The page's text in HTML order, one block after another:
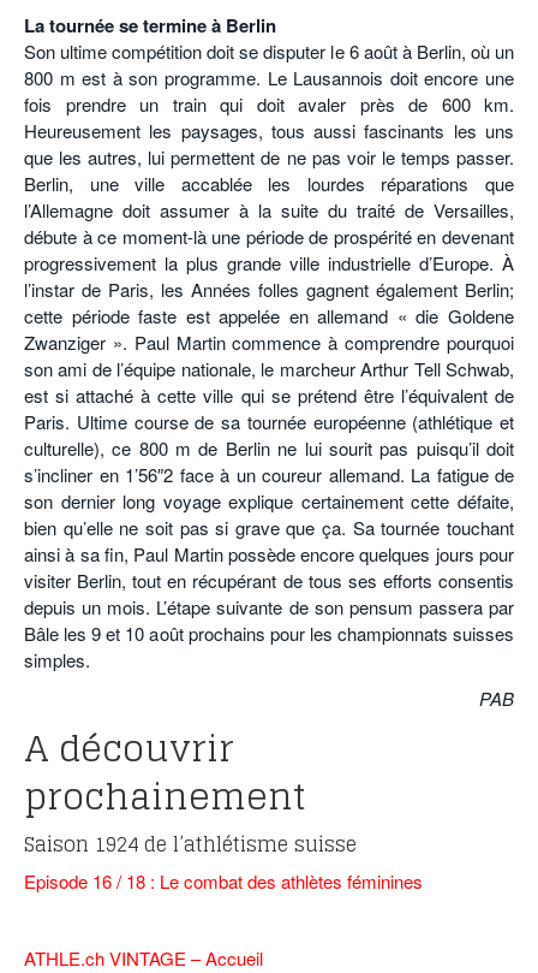
La tournée se termine à Berlin
Son ultime compétition doit se disputer le 6 août à Berlin, où un
800 m est à son programme. Le Lausannois doit encore une
fois prendre un train qui doit avaler près de 600 km.
Heureusement les paysages, tous aussi fascinants les uns
que les autres, lui permettent de ne pas voir le temps passer.
Berlin, une ville accablée les lourdes réparations que
l’Allemagne doit assumer à la suite du traité de Versailles,
débute à ce moment-là une période de prospérité en devenant
progressivement la plus grande ville industrielle d’Europe. À
l’instar de Paris, les Années folles gagnent également Berlin;
cette période faste est appelée en allemand « die Goldene
Zwanziger ». Paul Martin commence à comprendre pourquoi
son ami de l’équipe nationale, le marcheur Arthur Tell Schwab,
est si attaché à cette ville qui se prétend être l’équivalent de
Paris. Ultime course de sa tournée européenne (athlétique et
culturelle), ce 800 m de Berlin ne lui sourit pas puisqu’il doit
s’incliner en 1’56″2 face à un coureur allemand. La fatigue de
son dernier long voyage explique certainement cette défaite,
bien qu’elle ne soit pas si grave que ça. Sa tournée touchant
ainsi à sa fin, Paul Martin possède encore quelques jours pour
visiter Berlin, tout en récupérant de tous ses efforts consentis
depuis un mois. L’étape suivante de son pensum passera par
Bâle les 9 et 10 août prochains pour les championnats suisses
simples.
PAB
A découvrir
prochainement
Saison 1924 de l’athlétisme suisse
Episode 16 / 18 : Le combat des athlètes féminines
ATHLE.ch VINTAGE – Accueil